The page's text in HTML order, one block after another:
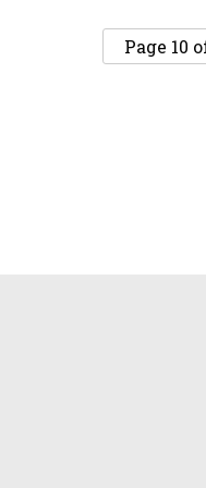
Page 10